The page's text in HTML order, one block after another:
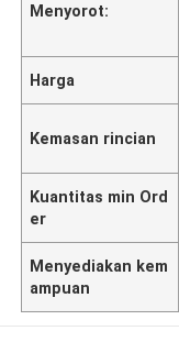
Menyorot:
Harga
Kemasan rincian
Kuantitas min Ord
er
Menyediakan kem
ampuan